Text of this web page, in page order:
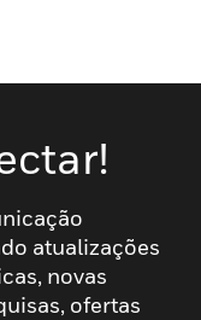
atualizações
novas
ofertas